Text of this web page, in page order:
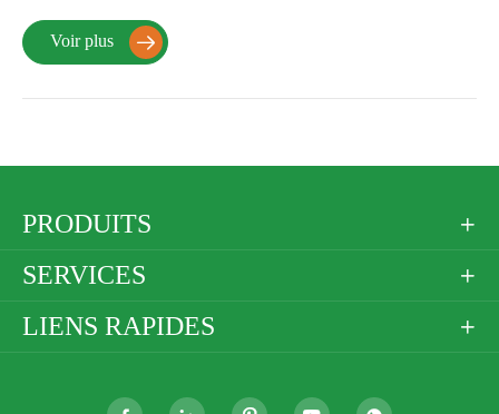
Voir plus 
PRODUITS 
SERVICES 
LIENS RAPIDES 